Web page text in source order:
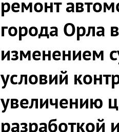
ремонт
города Орла
изменением
условий
увеличению
разработкой